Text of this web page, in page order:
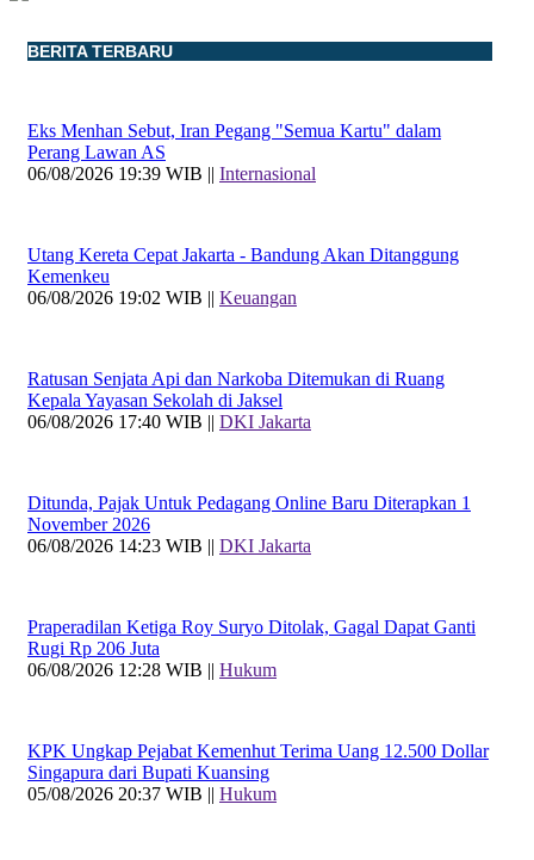
BERITA TERBARU
Eks Menhan Sebut, Iran Pegang "Semua Kartu" dalam
Perang Lawan AS
06/08/2026 19:39 WIB || Internasional
Utang Kereta Cepat Jakarta - Bandung Akan Ditanggung
Kemenkeu
06/08/2026 19:02 WIB || Keuangan
Ratusan Senjata Api dan Narkoba Ditemukan di Ruang
Kepala Yayasan Sekolah di Jaksel
06/08/2026 17:40 WIB || DKI Jakarta
Ditunda, Pajak Untuk Pedagang Online Baru Diterapkan 1
November 2026
06/08/2026 14:23 WIB || DKI Jakarta
Praperadilan Ketiga Roy Suryo Ditolak, Gagal Dapat Ganti
Rugi Rp 206 Juta
06/08/2026 12:28 WIB || Hukum
KPK Ungkap Pejabat Kemenhut Terima Uang 12.500 Dollar
Singapura dari Bupati Kuansing
05/08/2026 20:37 WIB || Hukum